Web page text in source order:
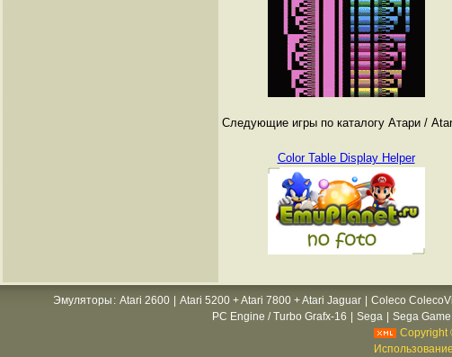
Следующие игры по каталогу Атари /
Color Table Display Helper
Эмуляторы : Atari 2600 Atari 5200 + Atari 7800 + Atari Jaguar Coleco
PC Engine / Turbo Grafx-16
Sega Sega
Copyright